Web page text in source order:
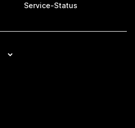
Service-Status